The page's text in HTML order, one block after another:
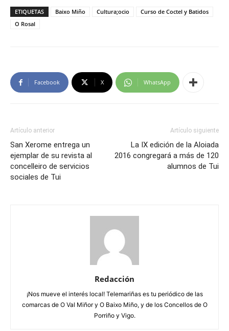
ETIQUETAS Baixo Miño Cultura;ocio
Curso de Coctel y Batidos
O Rosal
Facebook X WhatsApp
Artículo anterior
San Xerome entrega un
ejemplar de su revista al
concelleiro de servicios
sociales de Tui
Artículo siguiente
La IX edición de la Aloiada
2016 congregará a más de 120
alumnos de Tui
Redacción
¡Nos mueve el interés local! Telemariñas es tu periódico de las
comarcas de O Val Miñor y O Baixo Miño, y de los Concellos de O
Porriño y Vigo.